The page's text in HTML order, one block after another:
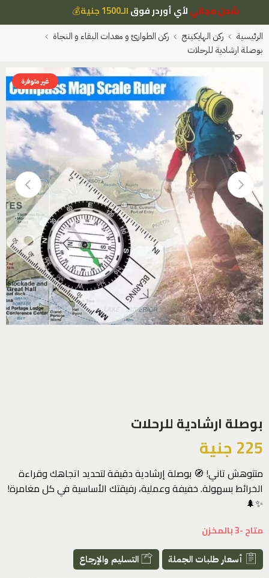
شحن مجانيلأي أوردر فوقالـ1500 جنية 💰
الرئيسية ركن الهايكينج
ركن الطوارئ و معدات البقاء و النجاة
بوصلة ارشادية للرحلات
غير متوفرة
بوصلة ارشادية للرحلات
225 جنية
متتوهش تاني! 🧭 بوصلة إرشادية دقيقة لتحديد اتجاهك وقراءة
الخرائط بسهولة. خفيفة وعملية، رفيقتك الأساسية في كل مغامرة!
✨🌲
متاح -3 بالمخزن
أسعار طلبات الجملة التسليم والإرجاع